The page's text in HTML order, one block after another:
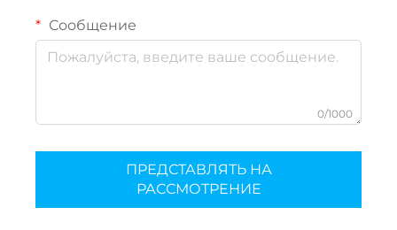
Сообщение
0/1000
ПРЕДСТАВЛЯТЬ НА
РАССМОТРЕНИЕ